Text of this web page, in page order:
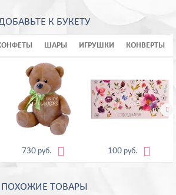
К БУКЕТУ
ШАРЫ ИГРУШКИ КОНВЕРТЫ
730 руб.  100 руб. 

ПОХОЖИЕ ТОВАРЫ